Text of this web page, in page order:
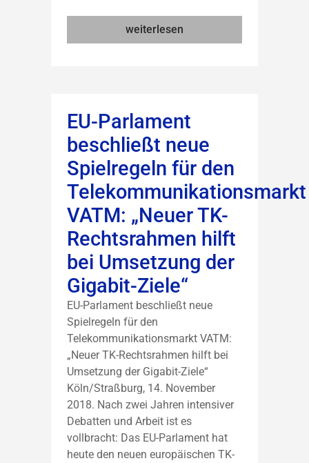
weiterlesen
EU-Parlament
beschließt neue
Spielregeln für den
Telekommunikationsmarkt
VATM: „Neuer TK-
Rechtsrahmen hilft
bei Umsetzung der
Gigabit-Ziele“
EU-Parlament beschließt neue
Spielregeln für den
Telekommunikationsmarkt VATM:
„Neuer TK-Rechtsrahmen hilft bei
Umsetzung der Gigabit-Ziele“
Köln/Straßburg, 14. November
2018. Nach zwei Jahren intensiver
Debatten und Arbeit ist es
vollbracht: Das EU-Parlament hat
heute den neuen europäischen TK-